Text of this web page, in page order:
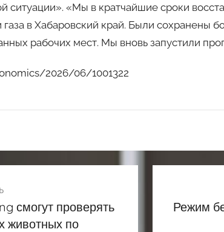
ситуации». «Мы в кратчайшие сроки
газа в Хабаровский край. Были сохранены
рабочих мест. Мы вновь запустили
2026/06/1001322
смогут проверять
животных по
Режим